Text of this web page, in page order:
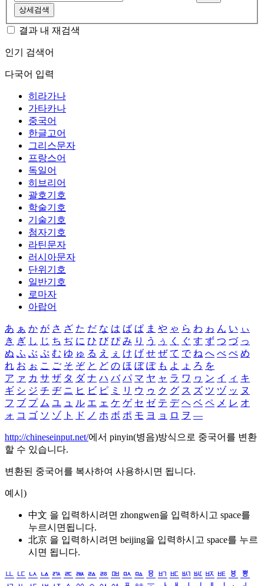
상세검색
결과 내 재검색
인기 검색어
다국어 입력
히라가나
가타카나
중국어
한글고어
그리스문자
프랑스어
독일어
히브리어
괄호기호
학술기호
기술기호
첨자기호
라틴문자
러시아문자
단위기호
일반기호
로마자
아랍어
あ ぁ か が さ ざ た だ な は ば ぱ ま や ゃ ら わ ゎ ん い ぃ
き ぎ し じ ち ぢ に ひ び ぴ み り う ぅ く ぐ す ず つ づ っ
ぬ ふ ぶ ぷ む ゆ ゅ る え ぇ け げ せ ぜ て で ね へ べ ぺ め
れ お ぉ こ ご そ ぞ と ど の ほ ぼ ぽ も よ ょ ろ を
ア ァ カ サ ザ タ ダ ナ ハ バ パ マ ヤ ャ ラ ワ ヮ ン イ ィ キ
ギ シ ジ チ ヂ ニ ヒ ビ ピ ミ リ ウ ゥ ク グ ス ズ ツ ヅ ッ ヌ
フ ブ プ ム ユ ュ ル エ ェ ケ ゲ セ ゼ テ デ ヘ ベ ペ メ レ オ
ォ コ ゴ ソ ゾ ト ド ノ ホ ボ ポ モ ヨ ョ ロ ヲ ―
http://chineseinput.net/에서 pinyin(병음)방식으로 중국어를 변환
할 수 있습니다.
변환된 중국어를 복사하여 사용하시면 됩니다.
예시)
中文 을 입력하시려면 zhongwen을 입력하시고 space를
누르시면됩니다.
北京 을 입력하시려면 beijing을 입력하시고 space를 누르
시면 됩니다.
ㅥ ㅦ ㅧ ㅨ ㅩ ㅪ ㅫ ㅬ ㅭ ㅮ ㅯ ㅰ ㅱ ㅲ ㅳ ㅴ ㅵ ㅶ ㅷ ㅸ
ㅹ